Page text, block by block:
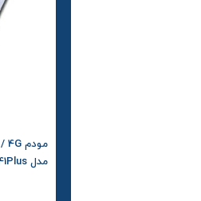
مدل ML141Plus (کارکرده)